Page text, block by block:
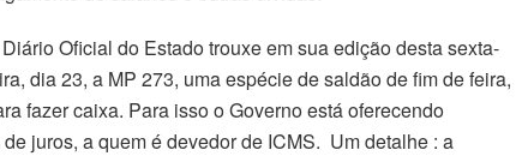
Oficial do Estado trouxe em sua edição desta sexta-
dia 23, a MP 273, uma espécie de saldão de fim de feira,
fazer caixa. Para isso o Governo está oferecendo
juros, a quem é devedor de ICMS. Um detalhe : a